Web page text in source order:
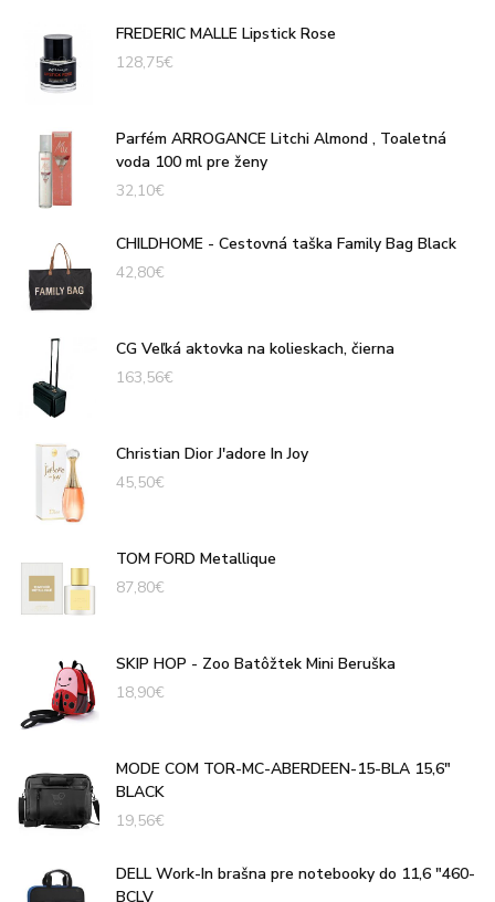
FREDERIC MALLE Lipstick Rose
128,75€
Parfém ARROGANCE Litchi Almond , Toaletná
voda 100 ml pre ženy
32,10€
CHILDHOME - Cestovná taška Family Bag Black
42,80€
CG Veľká aktovka na kolieskach, čierna
163,56€
Christian Dior J'adore In Joy
45,50€
TOM FORD Metallique
87,80€
SKIP HOP - Zoo Batôžtek Mini Beruška
18,90€
MODE COM TOR-MC-ABERDEEN-15-BLA 15,6"
BLACK
19,56€
DELL Work-In brašna pre notebooky do 11,6 "460-
BCLV